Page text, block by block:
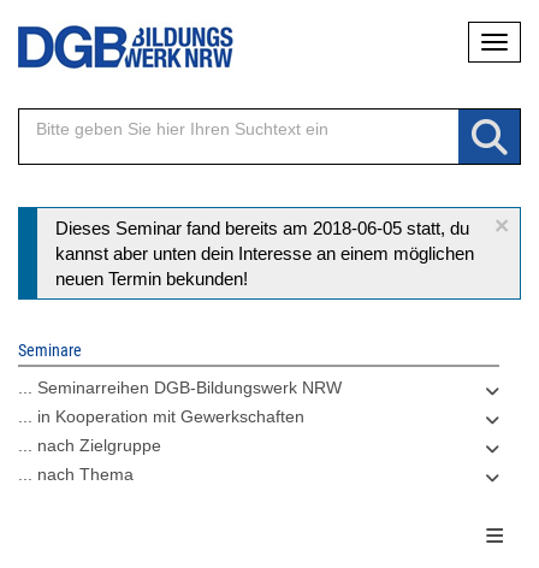
Direkt
Inhalt
×
Statusmeldung
Dieses Seminar fand bereits am 2018-06-05 statt, du
kannst aber unten dein Interesse an einem möglichen
neuen Termin bekunden!
Seminare
... Seminarreihen DGB-Bildungswerk NRW
... in Kooperation mit Gewerkschaften
... nach Zielgruppe
... nach Thema